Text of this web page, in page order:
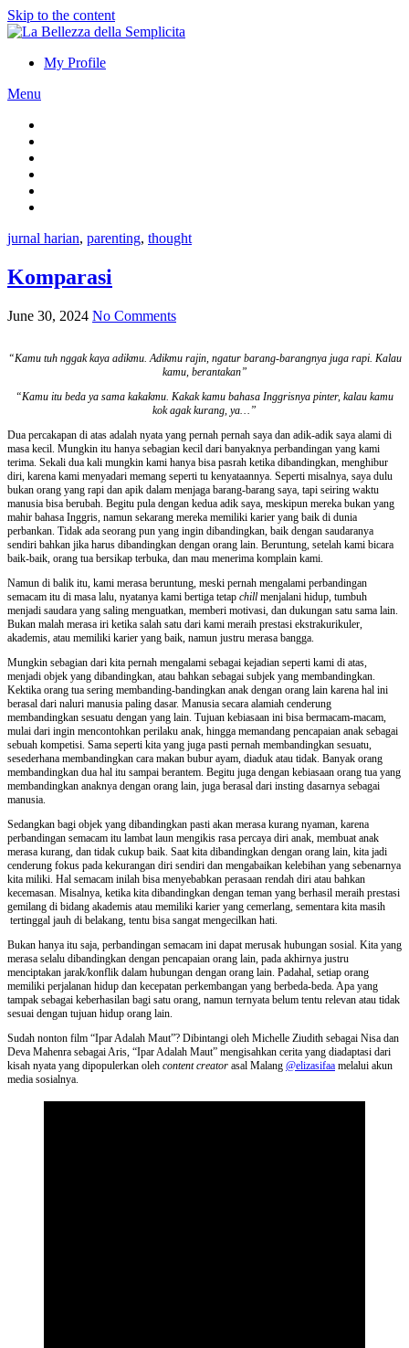
Skip to the content
My Profile
Menu
jurnal harian, parenting, thought
Komparasi
June 30, 2024 No Comments
“Kamu tuh nggak kaya adikmu. Adikmu rajin, ngatur barang-barangnya juga rapi. Kalau
kamu, berantakan”
“Kamu itu beda ya sama kakakmu. Kakak kamu bahasa Inggrisnya pinter, kalau kamu
kok agak kurang, ya…”
Dua percakapan di atas adalah nyata yang pernah pernah saya dan adik-adik saya alami di
masa kecil. Mungkin itu hanya sebagian kecil dari banyaknya perbandingan yang kami
terima. Sekali dua kali mungkin kami hanya bisa pasrah ketika dibandingkan, menghibur
diri, karena kami menyadari memang seperti tu kenyataannya. Seperti misalnya, saya dulu
bukan orang yang rapi dan apik dalam menjaga barang-barang saya, tapi seiring waktu
manusia bisa berubah. Begitu pula dengan kedua adik saya, meskipun mereka bukan yang
mahir bahasa Inggris, namun sekarang mereka memiliki karier yang baik di dunia
perbankan. Tidak ada seorang pun yang ingin dibandingkan, baik dengan saudaranya
sendiri bahkan jika harus dibandingkan dengan orang lain. Beruntung, setelah kami bicara
baik-baik, orang tua bersikap terbuka, dan mau menerima komplain kami.
Namun di balik itu, kami merasa beruntung, meski pernah mengalami perbandingan
semacam itu di masa lalu, nyatanya kami bertiga tetap chill menjalani hidup, tumbuh
menjadi saudara yang saling menguatkan, memberi motivasi, dan dukungan satu sama lain.
Bukan malah merasa iri ketika salah satu dari kami meraih prestasi ekstrakurikuler,
akademis, atau memiliki karier yang baik, namun justru merasa bangga.
Mungkin sebagian dari kita pernah mengalami sebagai kejadian seperti kami di atas,
menjadi objek yang dibandingkan, atau bahkan sebagai subjek yang membandingkan.
Kektika orang tua sering membanding-bandingkan anak dengan orang lain karena hal ini
berasal dari naluri manusia paling dasar. Manusia secara alamiah cenderung
membandingkan sesuatu dengan yang lain. Tujuan kebiasaan ini bisa bermacam-macam,
mulai dari ingin mencontohkan perilaku anak, hingga memandang pencapaian anak sebagai
sebuah kompetisi. Sama seperti kita yang juga pasti pernah membandingkan sesuatu,
sesederhana membandingkan cara makan bubur ayam, diaduk atau tidak. Banyak orang
membandingkan dua hal itu sampai berantem. Begitu juga dengan kebiasaan orang tua yang
membandingkan anaknya dengan orang lain, juga berasal dari insting dasarnya sebagai
manusia.
Sedangkan bagi objek yang dibandingkan pasti akan merasa kurang nyaman, karena
perbandingan semacam itu lambat laun mengikis rasa percaya diri anak, membuat anak
merasa kurang, dan tidak cukup baik. Saat kita dibandingkan dengan orang lain, kita jadi
cenderung fokus pada kekurangan diri sendiri dan mengabaikan kelebihan yang sebenarnya
kita miliki. Hal semacam inilah bisa menyebabkan perasaan rendah diri atau bahkan
kecemasan. Misalnya, ketika kita dibandingkan dengan teman yang berhasil meraih prestasi
gemilang di bidang akademis atau memiliki karier yang cemerlang, sementara kita masih
tertinggal jauh di belakang, tentu bisa sangat mengecilkan hati.
Bukan hanya itu saja, perbandingan semacam ini dapat merusak hubungan sosial. Kita yang
merasa selalu dibandingkan dengan pencapaian orang lain, pada akhirnya justru
menciptakan jarak/konflik dalam hubungan dengan orang lain. Padahal, setiap orang
memiliki perjalanan hidup dan kecepatan perkembangan yang berbeda-beda. Apa yang
tampak sebagai keberhasilan bagi satu orang, namun ternyata belum tentu relevan atau tidak
sesuai dengan tujuan hidup orang lain.
Sudah nonton film “Ipar Adalah Maut”? Dibintangi oleh Michelle Ziudith sebagai Nisa dan
Deva Mahenra sebagai Aris, “Ipar Adalah Maut” mengisahkan cerita yang diadaptasi dari
kisah nyata yang dipopulerkan oleh content creator asal Malang @elizasifaa melalui akun
media sosialnya.